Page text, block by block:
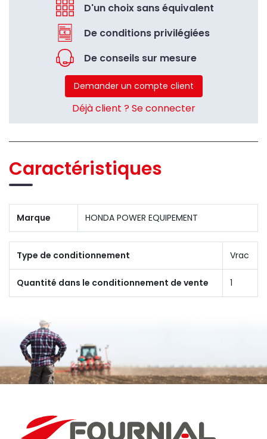
D'un choix sans équivalent
De conditions privilégiées
De conseils sur mesure
Demander un compte client
Déjà client ? Se connecter
Caractéristiques
Marque HONDA POWER EQUIPEMENT
Type de conditionnement Vrac
Quantité dans le conditionnement de vente 1